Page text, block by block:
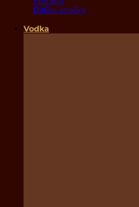
Ďaľšie značky
Vodka